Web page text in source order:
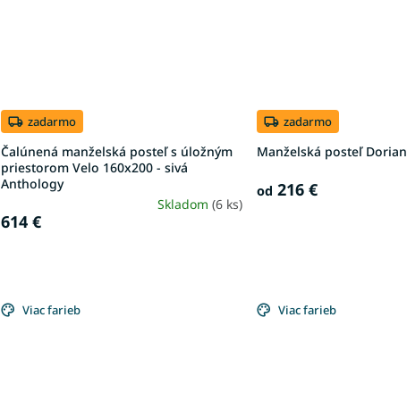
zadarmo
Čalúnená manželská posteľ s úložným
priestorom Velo 160x200 - sivá
Anthology
Skladom(6 ks)
614 €
zadarmo
Manželská posteľ
od 216 €
Viac farieb Viac farieb